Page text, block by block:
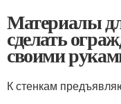
Материалы
сделать
своими
К стенкам